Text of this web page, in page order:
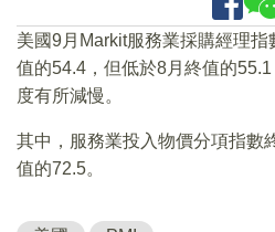
美國9月Markit服務業採購經理
值的54.4，但低於8月終值的
度有所減慢。
其中，服務業投入物價分項指數
值的72.5。